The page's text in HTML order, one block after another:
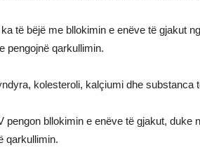
të bëjë me bllokimin e enëve të gjakut
pengojnë qarkullimin.
kolesteroli, kalçiumi dhe substanca
pengon bllokimin e enëve të gjakut, duke
qarkullimin.